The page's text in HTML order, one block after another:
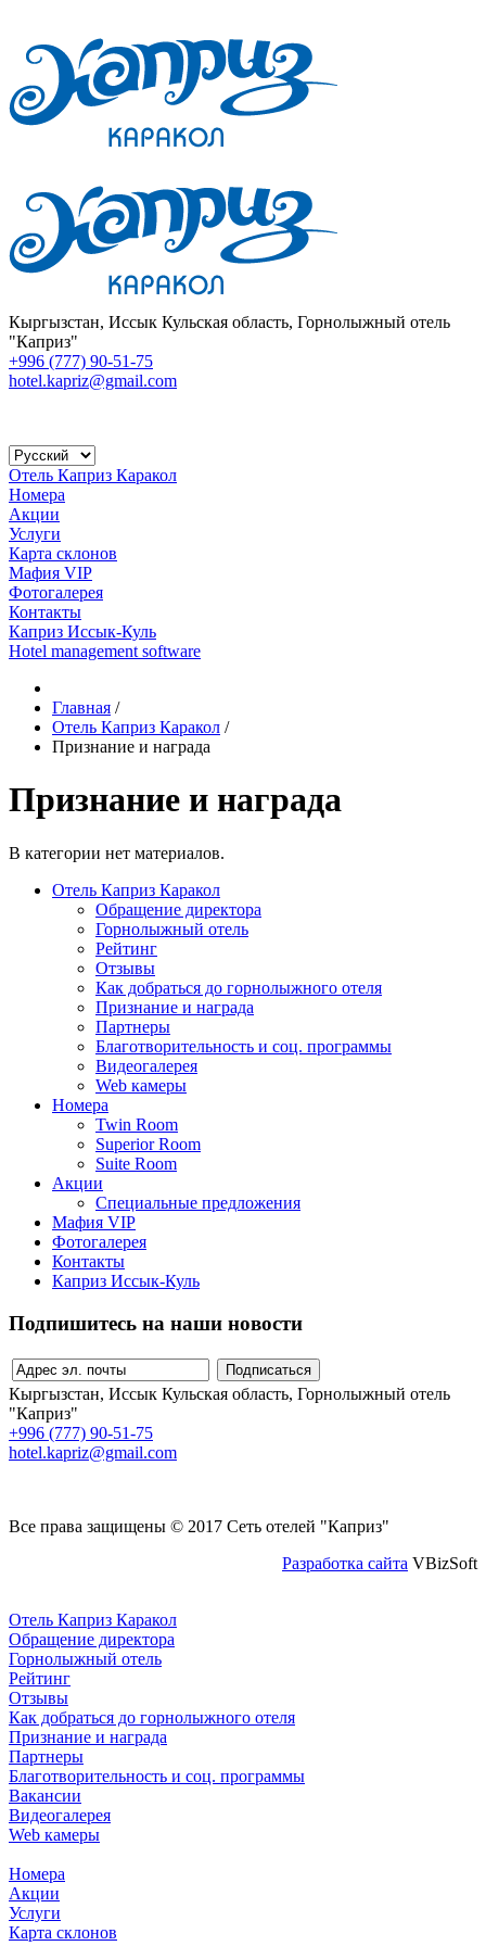
Кыргызстан, Иссык Кульская область, Горнолыжный отель
"Каприз"
+996 (777) 90-51-75
hotel.kapriz@gmail.com
Отель Каприз Каракол
Номера
Акции
Услуги
Карта склонов
Мафия VIP
Фотогалерея
Контакты
Каприз Иссык-Куль
Hotel management software
Главная /
Отель Каприз Каракол /
Признание и награда
Признание и награда
В категории нет материалов.
Отель Каприз Каракол
Обращение директора
Горнолыжный отель
Рейтинг
Отзывы
Как добраться до горнолыжного отеля
Признание и награда
Партнеры
Благотворительность и соц. программы
Видеогалерея
Web камеры
Номера
Twin Room
Superior Room
Suite Room
Акции
Специальные предложения
Мафия VIP
Фотогалерея
Контакты
Каприз Иссык-Куль
Подпишитесь на наши новости
Кыргызстан, Иссык Кульская область, Горнолыжный отель
"Каприз"
+996 (777) 90-51-75
hotel.kapriz@gmail.com
Все права защищены © 2017 Сеть отелей "Каприз"
Разработка сайта VBizSoft
Отель Каприз Каракол
Обращение директора
Горнолыжный отель
Рейтинг
Отзывы
Как добраться до горнолыжного отеля
Признание и награда
Партнеры
Благотворительность и соц. программы
Вакансии
Видеогалерея
Web камеры
Номера
Акции
Услуги
Карта склонов